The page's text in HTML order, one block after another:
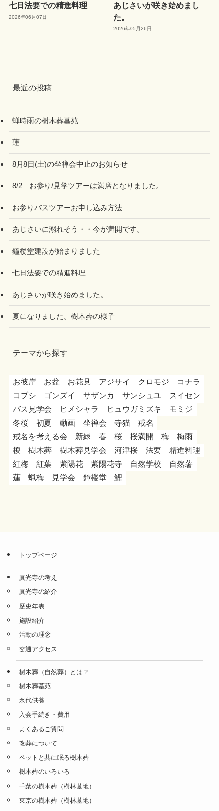
七日法要での精進料理
2026年06月07日
あじさいが咲き始めまし
た。
2026年05月26日
最近の投稿
蝉時雨の樹木葬墓苑
蓮
8月8日(土)の坐禅会中止のお知らせ
8/2 お参り/見学ツアーは満席となりました。
お参りバスツアーお申し込み方法
あじさいに溺れそう・・今が満開です。
鐘楼堂建設が始まりました
七日法要での精進料理
あじさいが咲き始めました。
夏になりました。樹木葬の様子
テーマから探す
お彼岸 お盆 お花見 アジサイ クロモジ
コナラ
コブシ
ゴンズイ サザンカ サンシュユ
スイセン
バス見学会
ヒメシャラ ヒュウガミズキ
モミジ
冬桜
初夏 動画 坐禅会 寺猫
戒名
戒名を考える会
新緑 春 桜 桜満開 梅
梅雨
榎
樹木葬 樹木葬見学会 河津桜 法要
精進料理
紅梅
紅葉 紫陽花 紫陽花寺 自然学校
自然薯
蓮
蝋梅 見学会 鐘楼堂 鯉
トップページ
真光寺の考え
真光寺の紹介
歴史年表
施設紹介
活動の理念
交通アクセス
樹木葬（自然葬）とは？
樹木葬墓苑
永代供養
入会手続き・費用
よくあるご質問
改葬について
ペットと共に眠る樹木葬
樹木葬のいろいろ
千葉の樹木葬（樹林墓地）
東京の樹木葬（樹林墓地）